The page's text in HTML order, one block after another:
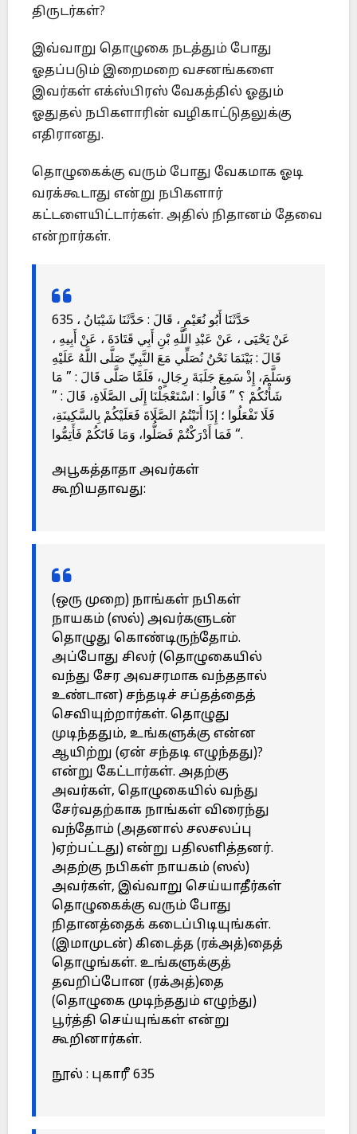
திருடர்கள்?
இவ்வாறு தொழுகை நடத்தும் போது
ஓதப்படும் இறைமறை வசனங்களை
இவர்கள் எக்ஸ்பிரஸ் வேகத்தில் ஓதும்
ஓதுதல் நபிகளாரின் வழிகாட்டுதலுக்கு
எதிரானது.
தொழுகைக்கு வரும் போது வேகமாக ஓடி
வரக்கூடாது என்று நபிகளார்
கட்டளையிட்டார்கள். அதில் நிதானம் தேவை
என்றார்கள்.
635 حَدَّثَنَا أَبُو نُعَيْمٍ ، قَالَ : حَدَّثَنَا شَيْبَانُ ،
عَنْ يَحْيَى ، عَنْ عَبْدِ اللَّهِ بْنِ أَبِي قَتَادَةَ ، عَنْ أَبِيهِ ،
قَالَ : بَيْنَمَا نَحْنُ نُصَلِّي مَعَ النَّبِيِّ صَلَّى اللَّهُ عَلَيْهِ
وَسَلَّمَ، إِذْ سَمِعَ جَلَبَةَ رِجَالٍ، فَلَمَّا صَلَّى قَالَ : ” مَا
شَأْنُكُمْ ؟ ” قَالُوا : اسْتَعْجَلْنَا إِلَى الصَّلَاةِ، قَالَ : ”
فَلَا تَفْعَلُوا ؛ إِذَا أَتَيْتُمُ الصَّلَاةَ فَعَلَيْكُمْ بِالسَّكِينَةِ،
فَمَا أَدْرَكْتُمْ فَصَلُّوا، وَمَا فَاتَكُمْ فَأَتِمُّوا “.
அபூகத்தாதா அவர்கள்
கூறியதாவது:
(ஒரு முறை) நாங்கள் நபிகள்
நாயகம் (ஸல்) அவர்களுடன்
தொழுது கொண்டிருந்தோம்.
அப்போது சிலர் (தொழுகையில்
வந்து சேர அவசரமாக வந்ததால்
உண்டான) சந்தடிச் சப்தத்தைத்
செவியுற்றார்கள். தொழுது
முடிந்ததும், உங்களுக்கு என்ன
ஆயிற்று (ஏன் சந்தடி எழுந்தது)?
என்று கேட்டார்கள். அதற்கு
அவர்கள், தொழுகையில் வந்து
சேர்வதற்காக நாங்கள் விரைந்து
வந்தோம் (அதனால் சலசலப்பு
)ஏற்பட்டது) என்று பதிலளித்தனர்.
அதற்கு நபிகள் நாயகம் (ஸல்)
அவர்கள், இவ்வாறு செய்யாதீர்கள்
தொழுகைக்கு வரும் போது
நிதானத்தைக் கடைப்பிடியுங்கள்.
(இமாமுடன்) கிடைத்த (ரக்அத்)தைத்
தொழுங்கள். உங்களுக்குத்
தவறிப்போன (ரக்அத்)தை
(தொழுகை முடிந்ததும் எழுந்து)
பூர்த்தி செய்யுங்கள் என்று
கூறினார்கள்.
நூல் : புகாரீ 635